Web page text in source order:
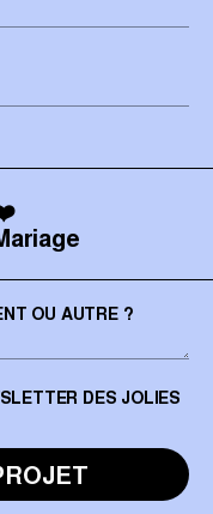
OU AUTRE ?
DES JOLIES